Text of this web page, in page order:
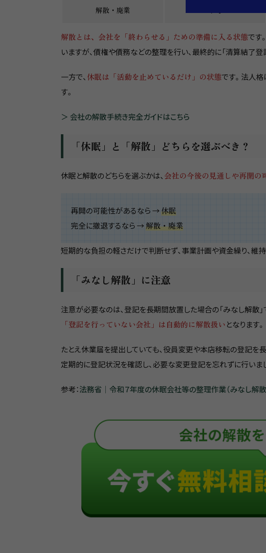
解散・廃業
解散とは、会社を「終わらせる」ための準備に入る状態です
いますが、債権や債務などの整理を行い、最終的に「清算結了登
一方で、 休眠は「活動を止めているだけ」の状態です。法人
す。
＞ 会社の解散手続き完全ガイドはこちら
「休眠」と「解散」どちらを選ぶべき？
休眠と解散のどちらを選ぶかは、 会社の今後の見通しや再開の
再開の可能性があるなら →休眠
完全に撤退するなら →解散・廃業
短期的な負担の軽さだけで判断せず、事業計画や資金繰り、維
「みなし解散」に注意
注意が必要なのは、登記を長期間放置した場合の「みなし解散
「登記を行っていない会社」は自動的に解散扱いとなります。
たとえ休業届を提出していても、役員変更や本店移転の登記を
定期的に登記状況を確認し、必要な変更登記を忘れずに行いまし
参考：法務省｜令和７年度の休眠会社等の整理作業（みなし解散